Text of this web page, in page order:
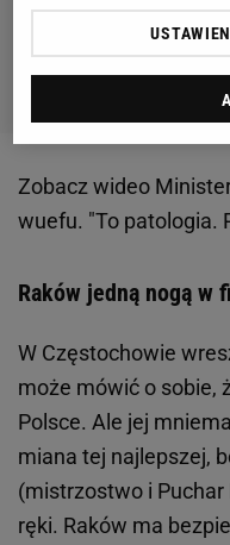
Zobacz wideo
wuefu. "To patologia.
Raków jedną nogą w
W Częstochowie
może mówić o sobie,
Polsce. Ale jej
miana tej najlepszej,
(mistrzostwo i
ręki. Raków ma